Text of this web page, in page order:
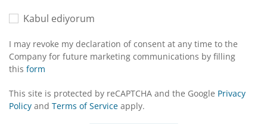
Kabul ediyorum
I may revoke my declaration of consent at any time to the
Company for future marketing communications by filling
this form
This site is protected by reCAPTCHA and the Google Privacy
Policy and Terms of Service apply.